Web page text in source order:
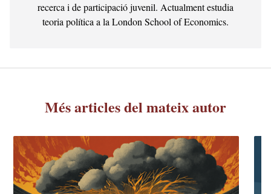
recerca i de participació juvenil. Actualment estudia
teoria política a la London School of Economics.
Més articles del mateix autor